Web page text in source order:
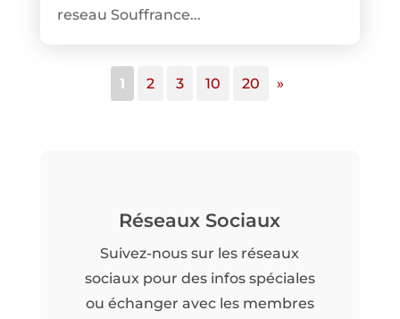
reseau Souffrance...
1 2 3 10 20 »
Réseaux Sociaux
Suivez-nous sur les réseaux
sociaux pour des infos spéciales
ou échanger avec les membres